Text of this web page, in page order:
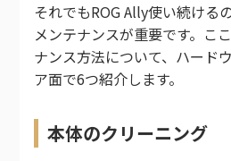
それでもROG Ally使い続ける
メンテナンスが重要です。こ
ナンス方法について、ハード
ア面で6つ紹介します。
本体のクリーニング